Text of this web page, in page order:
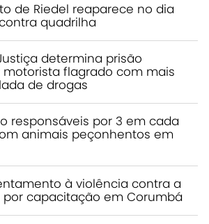
de Riedel reaparece no dia
quadrilha
determina prisão
flagrado com mais
de drogas
responsáveis por 3 em cada
animais peçonhentos em
à violência contra a
por capacitação em Corumbá